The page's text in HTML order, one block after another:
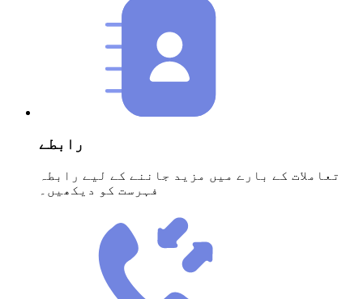
رابطے
تعاملات کے بارے میں مزید جاننے کے لیے رابطہ
فہرست کو دیکھیں۔